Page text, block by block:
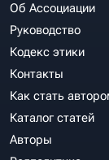
Об Ассоциации
Руководство
Кодекс этики
Контакты
Как стать
Каталог статей
Авторы